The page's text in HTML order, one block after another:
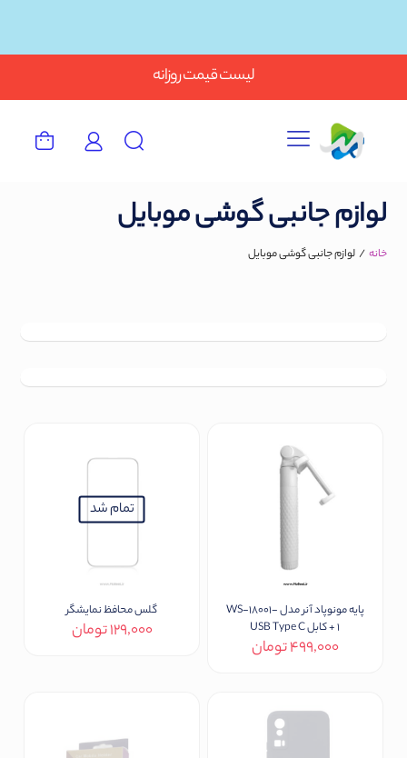
لیست قیمت روزانه
لوازم جانبی گوشی موبایل
خانه /لوازم جانبی گوشی موبایل
پایه مونوپاد آنر مدل WS-18001-
1 + کابل USB Type C
499,000تومان
multiple
variants.
تمام شد
گلس محافظ نمایشگر
129,000تومان